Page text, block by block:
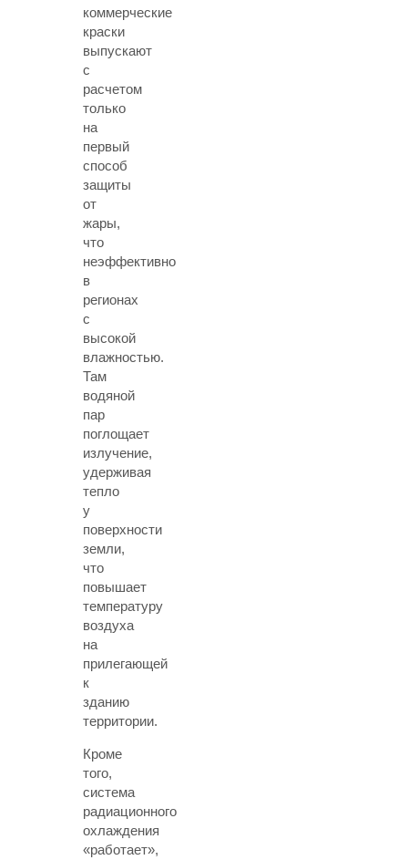
коммерческие
краски
выпускают
с
расчетом
только
на
первый
способ
защиты
от
жары,
что
неэффективно
в
регионах
с
высокой
влажностью.
Там
водяной
пар
поглощает
излучение,
удерживая
тепло
у
поверхности
земли,
что
повышает
температуру
воздуха
на
прилегающей
к
зданию
территории.
Кроме
того,
система
радиационного
охлаждения
«работает»,